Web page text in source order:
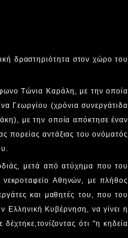
δραστηριότητα στον χώρο του
Τώνια Καράλη, με την οποία
Γεωργίου (χρόνια συνεργάτιδα
με την οποία απόκτησε έναν
πορείας αντάξιας του ονόματός
μετά από ατύχημα που του
Αθηνών, με πλήθος
και μαθητές του, που του
Ελληνική Κυβέρνηση, να γίνει η
ότι "η κηδεία